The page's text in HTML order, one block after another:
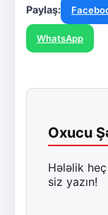
Paylaş:
WhatsApp
Oxucu
Hələlik
siz yazın!